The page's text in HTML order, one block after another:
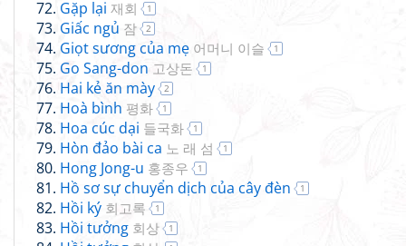
Gặp lại 재회 1
Giấc ngủ 잠 2
Giọt sương của mẹ 어머니 이슬 1
Go Sang-don 고상돈 1
Hai kẻ ăn mày 2
Hoà bình 평화 1
Hoa cúc dại 들국화 1
Hòn đảo bài ca 노 래 섬 1
Hong Jong-u 홍종우 1
Hồ sơ sự chuyển dịch của cây đèn 1
Hồi ký 회고록 1
Hồi tưởng 회상 1